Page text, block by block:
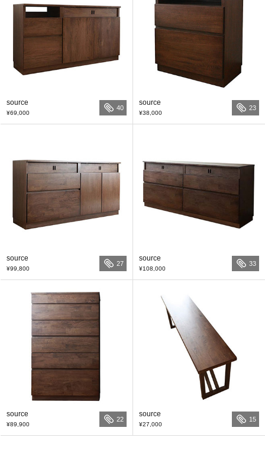
source
¥69,000
40
source
¥38,000
23
source
¥99,800
27
source
¥108,000
33
source
¥89,900
22
source
¥27,000
15